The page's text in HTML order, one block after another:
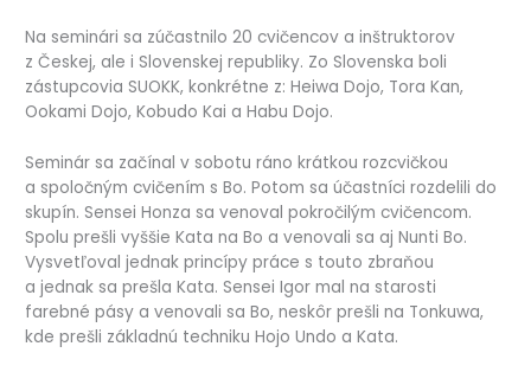
Na seminári sa zúčastnilo 20 cvičencov a inštruktorov
z Českej, ale i Slovenskej republiky. Zo Slovenska boli
zástupcovia SUOKK, konkrétne z: Heiwa Dojo, Tora Kan,
Ookami Dojo, Kobudo Kai a Habu Dojo.
Seminár sa začínal v sobotu ráno krátkou rozcvičkou
a spoločným cvičením s Bo. Potom sa účastníci rozdelili do
skupín. Sensei Honza sa venoval pokročilým cvičencom.
Spolu prešli vyššie Kata na Bo a venovali sa aj Nunti Bo.
Vysvetľoval jednak princípy práce s touto zbraňou
a jednak sa prešla Kata. Sensei Igor mal na starosti
farebné pásy a venovali sa Bo, neskôr prešli na Tonkuwa,
kde prešli základnú techniku Hojo Undo a Kata.